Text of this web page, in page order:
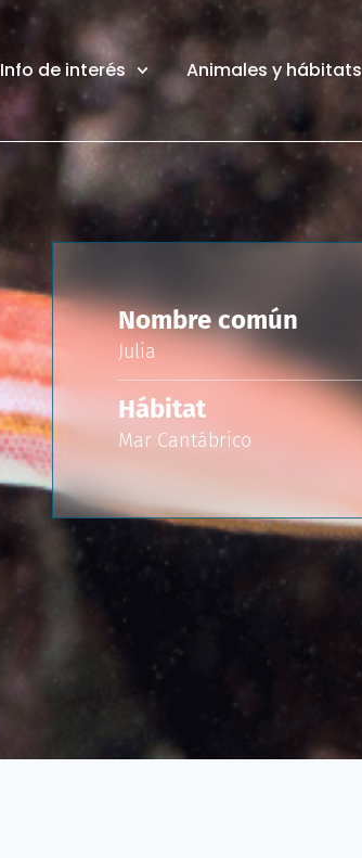
Info de interés Animales y hábitats
Nombre común
Julia
Hábitat
Mar Cantábrico